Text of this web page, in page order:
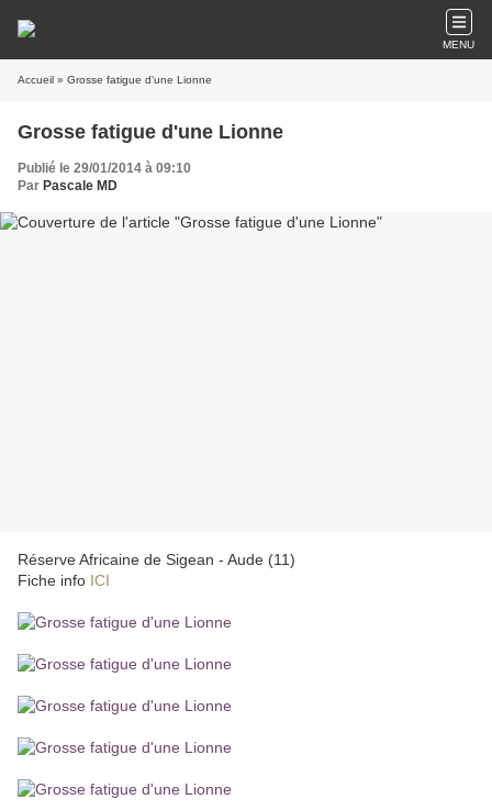
MENU
Accueil » Grosse fatigue d'une Lionne
Grosse fatigue d'une Lionne
Publié le 29/01/2014 à 09:10
Par Pascale MD
Réserve Africaine de Sigean - Aude (11)
Fiche info ICI